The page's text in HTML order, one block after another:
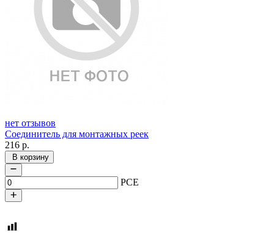
нет отзывов
Соединитель для монтажных реек
216 р.
В корзину
PCE